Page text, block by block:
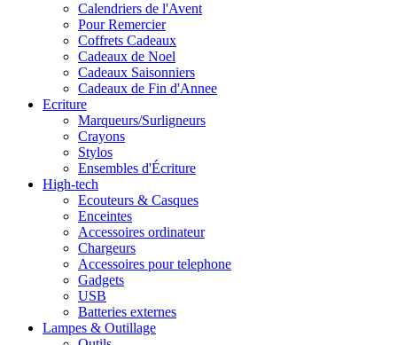
Calendriers de l'Avent
Pour Remercier
Coffrets Cadeaux
Cadeaux de Noel
Cadeaux Saisonniers
Cadeaux de Fin d'Annee
Ecriture
Marqueurs/Surligneurs
Crayons
Stylos
Ensembles d'Écriture
High-tech
Ecouteurs & Casques
Enceintes
Accessoires ordinateur
Chargeurs
Accessoires pour telephone
Gadgets
USB
Batteries externes
Lampes & Outillage